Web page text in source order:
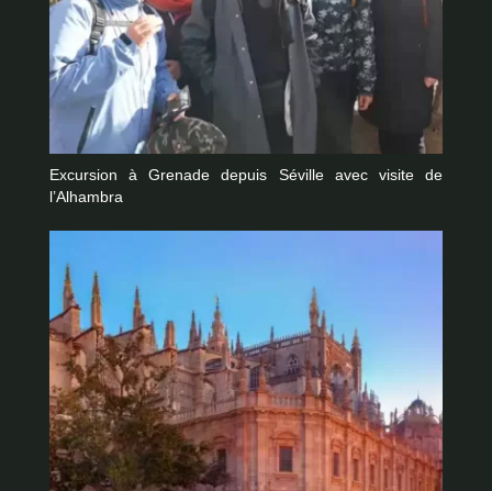
Excursion à Grenade depuis Séville avec visite de
l’Alhambra